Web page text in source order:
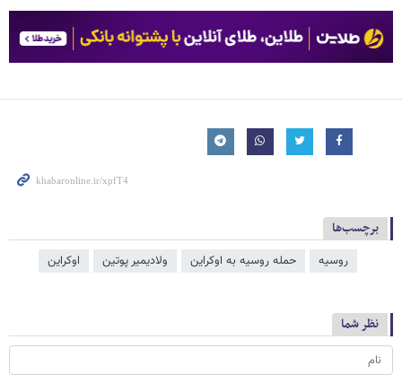
برچسب‌ها
روسیه حمله روسیه به اوکراین ولادیمیر پوتین اوکراین
نظر شما